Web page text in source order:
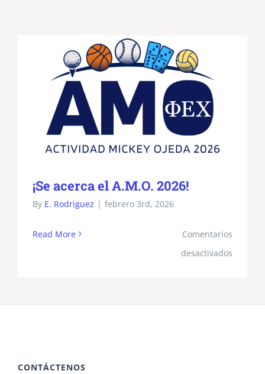
¡Se acerca el A.M.O. 2026!
By E. Rodriguez | febrero 3rd, 2026
Read More
Comentarios
desactivados
CONTÁCTENOS